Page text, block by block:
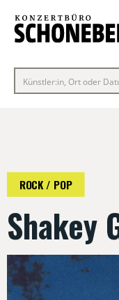
ROCK / POP
Shakey